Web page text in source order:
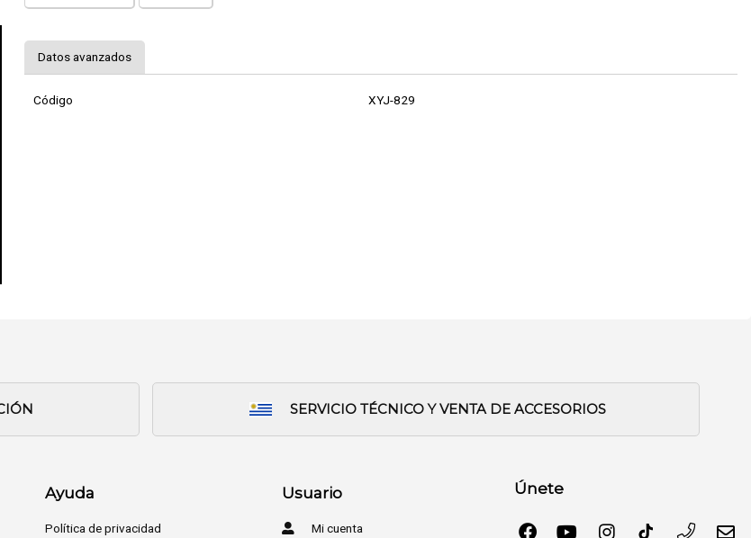
Datos avanzados
Código XYJ-829
SERVICIO TÉCNICO Y VENTA DE ACCESORIOS
Ayuda
Política de privacidad
Usuario
Mi cuenta
Únete